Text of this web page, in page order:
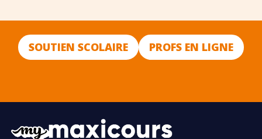
SOUTIEN SCOLAIRE PROFS EN LIGNE